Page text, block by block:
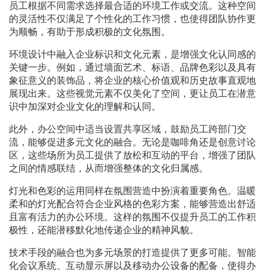
员工根据不同需求选择最合适的环境工作或交流。这种空间
的灵活性不仅满足了个性化的工作习惯，也使得团队协作更
为顺畅，有助于形成积极的文化氛围。
环境设计中融入企业标识和文化元素，是增强文化认同感的
关键一步。例如，通过墙面艺术、标语、品牌色彩以及具有
象征意义的装饰品，将企业的核心价值观和历史故事直观地
展现出来。这些视觉元素不仅美化了空间，更让员工在潜意
识中加深对企业文化的理解和认同。
此外，办公空间中适当设置共享区域，鼓励员工跨部门交
流，能够促进多元文化的融合。无论是咖啡角还是创意讨论
区，这些场所为员工提供了放松和互动的平台，增强了团队
之间的情感联结，从而增强整体的文化归属感。
灯光和色彩的运用同样在氛围营造中扮演着重要角色。温暖
柔和的灯光配合符合企业风格的色彩方案，能够营造出舒适
且富有活力的办公环境。这样的氛围不仅提升员工的工作积
极性，还能潜移默化地传递企业的精神风貌。
技术手段的融合也为多元场景的打造提供了更多可能。智能
化会议系统、互动显示屏以及移动办公设备的配备，使得办